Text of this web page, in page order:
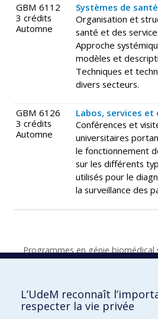
Programmes en génie biomédical
Projets et stages
Trouver un directeur de recherche
GBM 6112
3 crédits
Automne
Systèmes de
Organisation et
santé et des
Approche
modèles et
Techniques et
divers secteurs.
GBM 6126
3 crédits
Automne
Labos, services et
Conférences et
universitaires
le fonctionnement
sur les différents
utilisés pour le
la surveillance des
L’UdeM reconnaît
respecter la vie privée